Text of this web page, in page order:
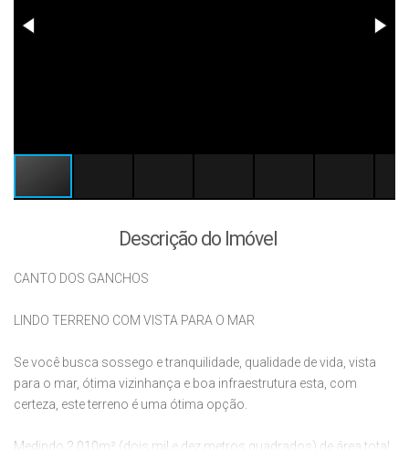
Descrição do Imóvel
CANTO DOS GANCHOS
LINDO TERRENO COM VISTA PARA O MAR
Se você busca sossego e tranquilidade, qualidade de vida, vista
para o mar, ótima vizinhança e boa infraestrutura esta, com
certeza, este terreno é uma ótima opção.
Medindo 2.010m² (dois mil e dez metros quadrados) de área total.